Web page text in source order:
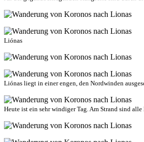
Liónas
Liónas liegt in einer engen, den Nordwinden
Heute ist ein sehr windiger Tag. Am Strand sind